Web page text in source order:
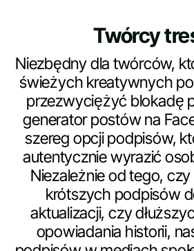
Twórcy
Niezbędny dla twórców,
świeżych kreatywnych
przezwyciężyć blokadę
generator postów na
szereg opcji podpisów,
autentycznie wyrazić
Niezależnie od tego,
krótszych podpisów
aktualizacji, czy
opowiadania historii,